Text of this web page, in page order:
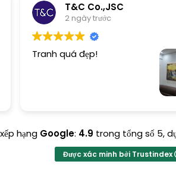
T&C Co.,JSC
2 ngày trước
Tranh quá đẹp!
hạng Google: 4.9 trong tổng số 5,
Được xác minh bởi Trustindex